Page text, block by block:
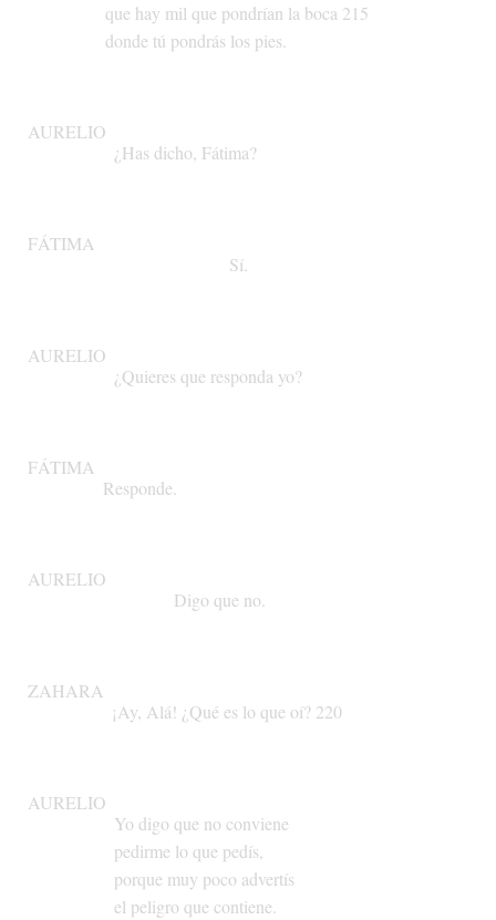
que hay mil que pondrían la boca 215
donde tú pondrás los pies.
AURELIO
¿Has dicho, Fátima?
FÁTIMA
Sí.
AURELIO
¿Quieres que responda yo?
FÁTIMA
Responde.
AURELIO
Digo que no.
ZAHARA
¡Ay, Alá! ¿Qué es lo que oí? 220
AURELIO
Yo digo que no conviene
pedirme lo que pedís,
porque muy poco advertís
el peligro que contiene.